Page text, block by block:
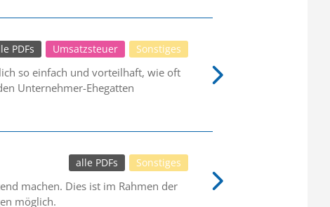
Sonstiges
Umsatzsteuer
PDFs
so einfach und vorteilhaft, wie oft
Unternehmer-Ehegatten
Sonstiges
alle PDFs
machen. Dies ist im Rahmen der
möglich.